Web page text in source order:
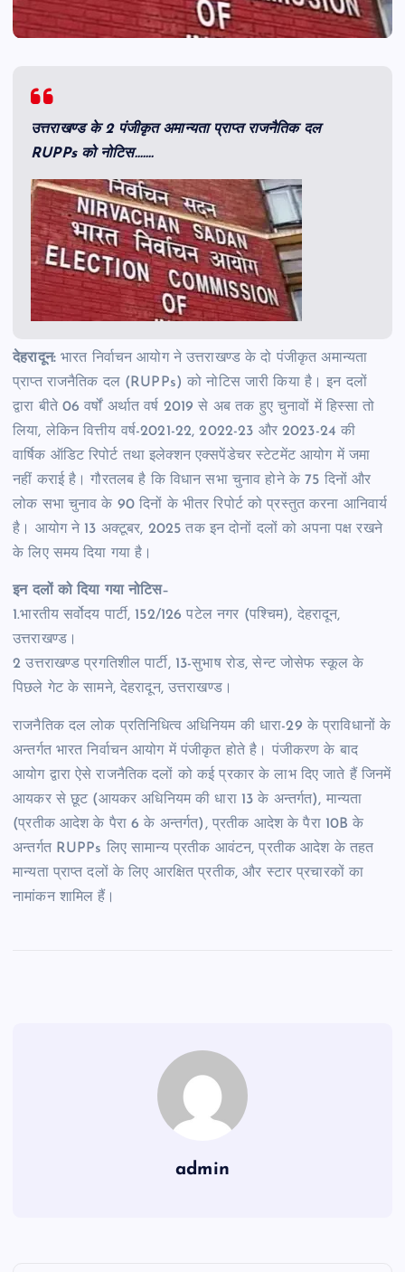
उत्तराखण्ड के 2 पंजीकृत अमान्यता प्राप्त राजनैतिक दल
RUPPs को नोटिस…….
देहरादून:भारत निर्वाचन आयोग ने उत्तराखण्ड के दो पंजीकृत अमान्यता
प्राप्त राजनैतिक दल (RUPPs) को नोटिस जारी किया है। इन दलों
द्वारा बीते 06 वर्षों अर्थात वर्ष 2019 से अब तक हुए चुनावों में हिस्सा तो
लिया, लेकिन वित्तीय वर्ष-2021-22, 2022-23 और 2023-24 की
वार्षिक ऑडिट रिपोर्ट तथा इलेक्शन एक्सपेंडेचर स्टेटमेंट आयोग में जमा
नहीं कराई है। गौरतलब है कि विधान सभा चुनाव होने के 75 दिनों और
लोक सभा चुनाव के 90 दिनों के भीतर रिपोर्ट को प्रस्तुत करना आनिवार्य
है। आयोग ने 13 अक्टूबर, 2025 तक इन दोनों दलों को अपना पक्ष रखने
के लिए समय दिया गया है।
इन दलों को दिया गया नोटिस–
1.भारतीय सर्वोदय पार्टी, 152/126 पटेल नगर (पश्चिम), देहरादून,
उत्तराखण्ड।
2 उत्तराखण्ड प्रगतिशील पार्टी, 13-सुभाष रोड, सेन्ट जोसेफ स्कूल के
पिछले गेट के सामने, देहरादून, उत्तराखण्ड।
राजनैतिक दल लोक प्रतिनिधित्व अधिनियम की धारा-29 के प्राविधानों के
अन्तर्गत भारत निर्वाचन आयोग में पंजीकृत होते है। पंजीकरण के बाद
आयोग द्वारा ऐसे राजनैतिक दलों को कई प्रकार के लाभ दिए जाते हैं जिनमें
आयकर से छूट (आयकर अधिनियम की धारा 13 के अन्तर्गत), मान्यता
(प्रतीक आदेश के पैरा 6 के अन्तर्गत), प्रतीक आदेश के पैरा 10B के
अन्तर्गत RUPPs लिए सामान्य प्रतीक आवंटन, प्रतीक आदेश के तहत
मान्यता प्राप्त दलों के लिए आरक्षित प्रतीक, और स्टार प्रचारकों का
नामांकन शामिल हैं।
admin